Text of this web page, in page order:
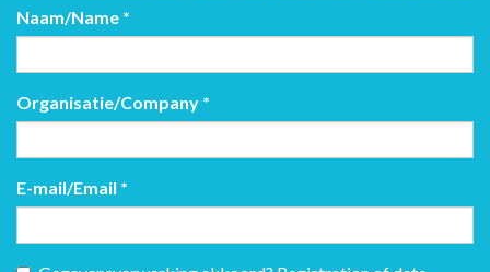
Naam/Name *
Organisatie/Company *
E-mail/Email *